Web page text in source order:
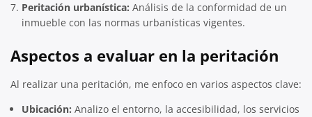
Peritación urbanística: Análisis de la conformidad de un
inmueble con las normas urbanísticas vigentes.
Aspectos a evaluar en la peritación
Al realizar una peritación, me enfoco en varios aspectos clave:
Ubicación: Analizo el entorno, la accesibilidad, los servicios